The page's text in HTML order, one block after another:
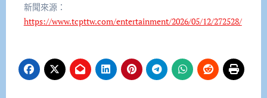
新聞來源：
https://www.tcpttw.com/entertainment/2026/05/12/272528/